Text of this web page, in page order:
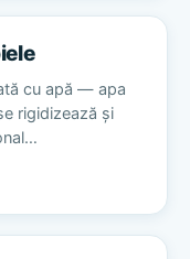
cu apă — apa
rigidizează și